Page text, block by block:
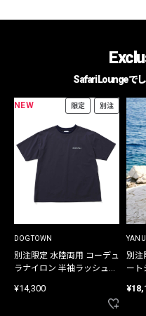
Safari Loungeで
NEW 限定 別注
DOGTOWN
別注限定 水陸両用 コーデュ
ラナイロン 半袖ラッシュガ
¥14,300
別注
ート